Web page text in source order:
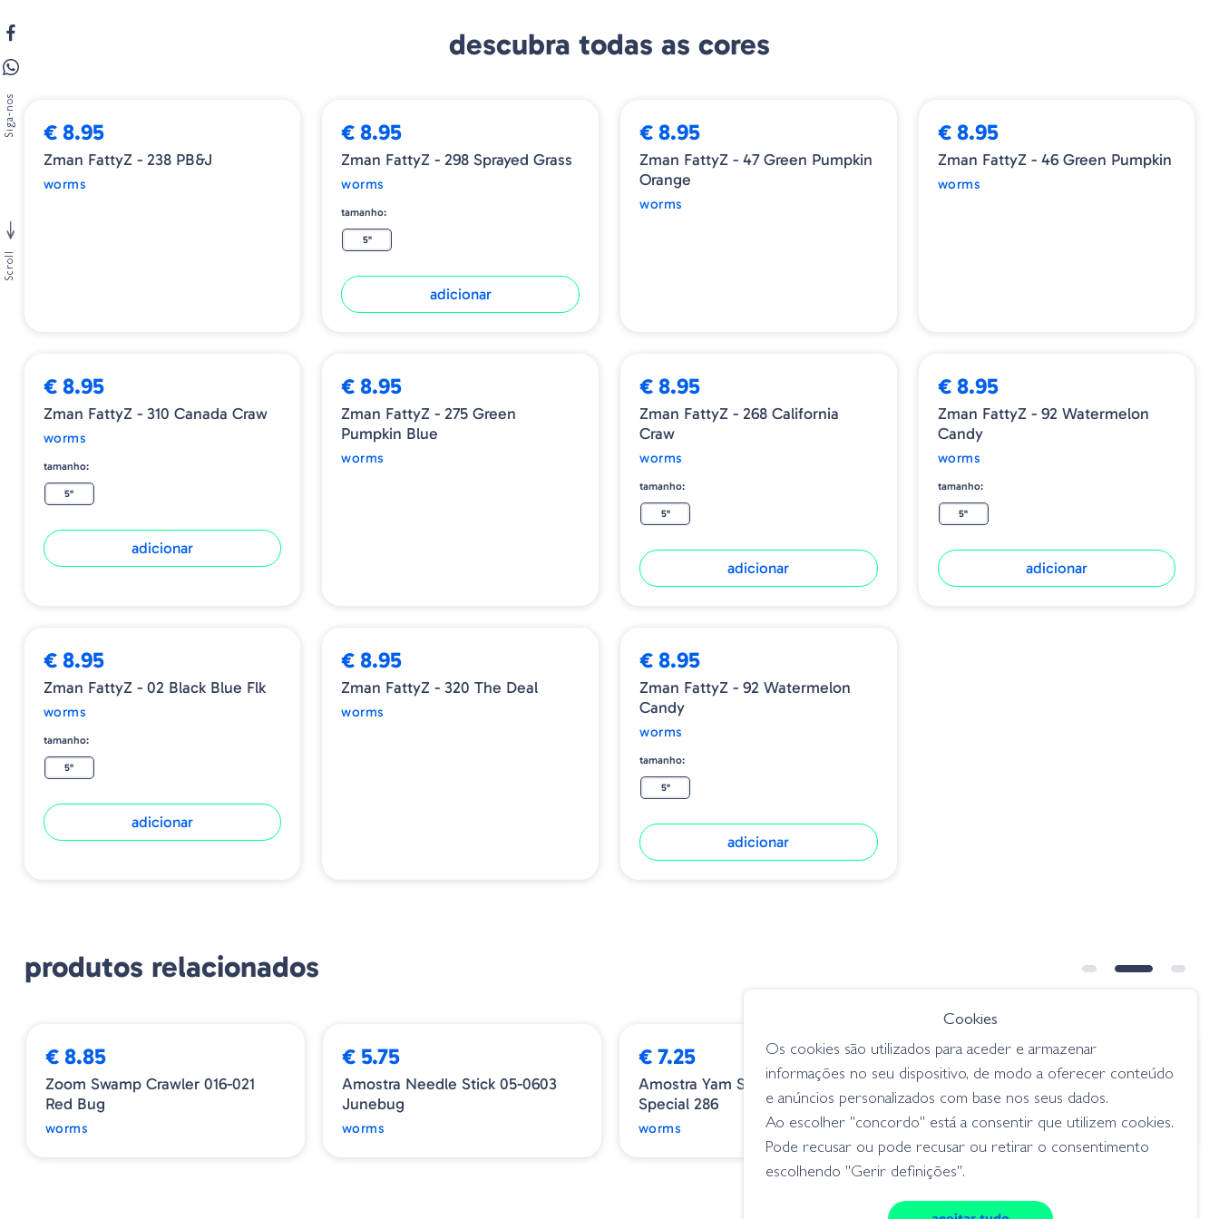
descubra todas as cores
€ 8.95
Zman FattyZ - 238 PB&J
worms
€ 8.95
Zman FattyZ - 298 Sprayed Grass
worms
tamanho:
5"
adicionar
€ 8.95
Zman FattyZ - 47 Green Pumpkin
Orange
worms
€ 8.95
Zman FattyZ - 46 Green Pumpkin
worms
€ 8.95
Zman FattyZ - 310 Canada Craw
worms
tamanho:
5"
adicionar
€ 8.95
Zman FattyZ - 275 Green
Pumpkin Blue
worms
€ 8.95
Zman FattyZ - 268 California
Craw
worms
tamanho:
5"
adicionar
€ 8.95
Zman FattyZ - 92 Watermelon
Candy
worms
tamanho:
5"
adicionar
€ 8.95
Zman FattyZ - 02 Black Blue Flk
worms
tamanho:
5"
adicionar
€ 8.95
Zman FattyZ - 320 The Deal
worms
€ 8.95
Zman FattyZ - 92 Watermelon
Candy
worms
tamanho:
5"
adicionar
produtos relacionados
€ 8.85
Zoom Swamp Crawler 016-021
Red Bug
worms
€ 5.75
Amostra Needle Stick 05-0603
Junebug
worms
€ 7.25
Amostra Yam Stick 4.8 Weed
Special 286
worms
ESGOTADO
€ 9.45
Zoom Magnum Finesse Worm
114-005 Junebug
worms
Siga-nos
Scroll
Cookies
Os cookies são utilizados para aceder e armazenar
informações no seu dispositivo, de modo a oferecer conteúdo
e anúncios personalizados com base nos seus dados.
Ao escolher "concordo" está a consentir que utilizem cookies.
Pode recusar ou pode recusar ou retirar o consentimento
escolhendo "Gerir definições".